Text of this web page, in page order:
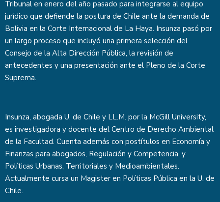
Tribunal en enero del año pasado para integrarse al equipo
jurídico que defiende la postura de Chile ante la demanda de
Bolivia en la Corte Internacional de La Haya. Insunza pasó por
un largo proceso que incluyó una primera selección del
Consejo de la Alta Dirección Pública, la revisión de
antecedentes y una presentación ante el Pleno de la Corte
Suprema.
Insunza, abogada U. de Chile y LL.M. por la McGill University,
es investigadora y docente del Centro de Derecho Ambiental
de la Facultad. Cuenta además con postítulos en Economía y
Finanzas para abogados, Regulación y Competencia, y
Políticas Urbanas, Territoriales y Medioambientales.
Actualmente cursa un Magister en Políticas Pública en la U. de
Chile.